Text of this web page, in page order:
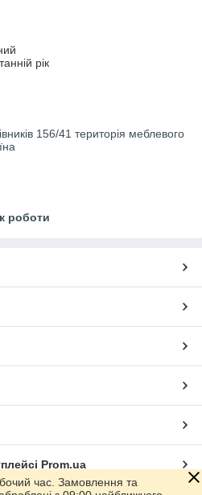
рік
156/41 територія меблевого
роботи
Prom.ua
час. Замовлення та